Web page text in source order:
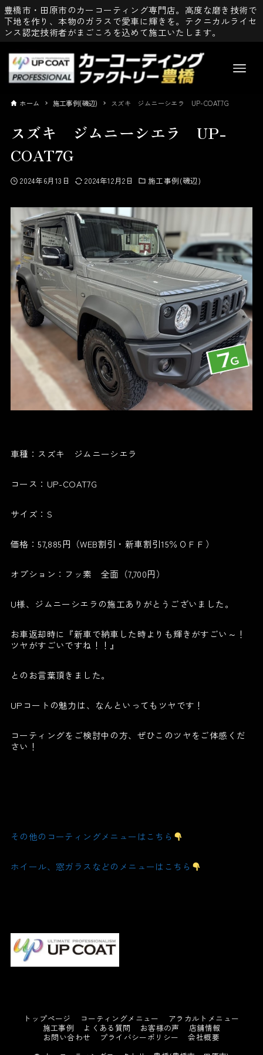
豊橋市・田原市のカーコーティング専門店。高度な磨き技術で
下地を作り、本物のガラスで愛車に輝きを。テクニカルライセ
ンス認定技術者がまごころを込めて施工いたします。
ホーム 施工事例(磯辺) スズキ ジムニーシエラ UP-COAT7G
スズキ ジムニーシエラ UP-
COAT7G
2024年6月13日 2024年12月2日 施工事例(磯辺)
車種：スズキ ジムニーシエラ
コース：UP-COAT7G
サイズ：S
価格：57,885円（WEB割引・新車割引15％ＯＦＦ）
オプション：フッ素 全面（7,700円）
U様、ジムニーシエラの施工ありがとうございました。
お車返却時に『新車で納車した時よりも輝きがすごい～！
ツヤがすごいですね！！』
とのお言葉頂きました。
UPコートの魅力は、なんといってもツヤです！
コーティングをご検討中の方、ぜひこのツヤをご体感くだ
さい！
その他のコーティングメニューはこちら
ホイール、窓ガラスなどのメニューはこちら
トップページ コーティングメニュー
アラカルトメニュー
施工事例
よくある質問 お客様の声
店舗情報
お問い合わせ
プライバシーポリシー
会社概要